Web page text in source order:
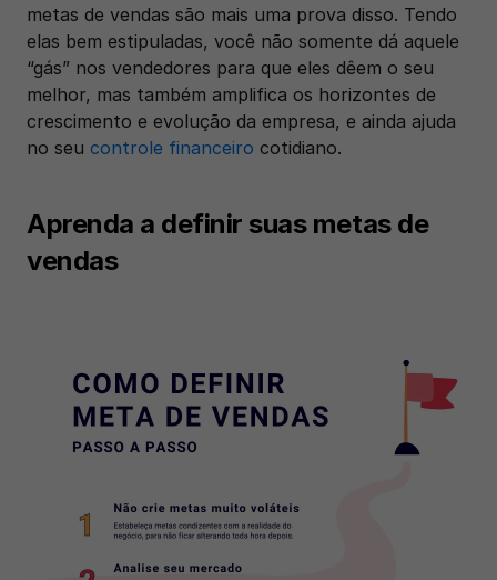
metas de vendas são mais uma prova disso. Tendo
elas bem estipuladas, você não somente dá aquele
“gás” nos vendedores para que eles dêem o seu
melhor, mas também amplifica os horizontes de
crescimento e evolução da empresa, e ainda ajuda
no seu controle financeiro cotidiano.
Aprenda a definir suas metas de
vendas